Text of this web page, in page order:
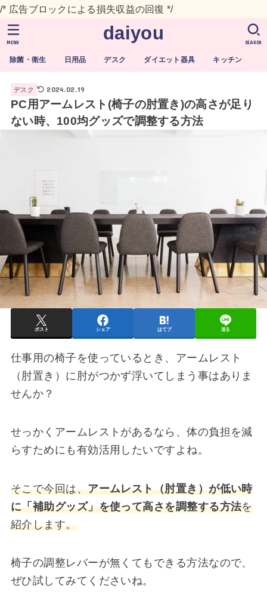
/* 広告ブロックによる損失収益の回復 */
daiyou
除菌・衛生 日用品 デスク ダイエット器具 キッチン
SEARCH
MENU
デスク 2024.02.19
PC用アームレスト(椅子の肘置き)の高さが足り
ない時、100均グッズで調整する方法
ポスト シェア はてブ 送る
仕事用の椅子を使っているとき、アームレスト
（肘置き）に肘がつかず浮いてしまう事はありま
せんか？
せっかくアームレストがあるなら、体の負担を減
らすためにも有効活用したいですよね。
そこで今回は、アームレスト（肘置き）が低い時
に「補助グッズ」を使って高さを調整する方法を
紹介します。
椅子の調整レバーが無くてもできる方法なので、
ぜひ試してみてくださいね。